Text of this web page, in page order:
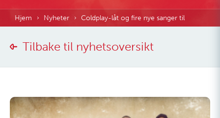
Hjem Nyheter Coldplay-låt og fire nye sanger til
Tilbake til nyhetsoversikt